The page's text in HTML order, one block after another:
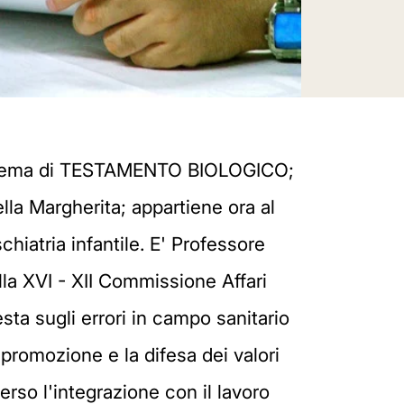
altri ponga fine alla sua vita e il medico non può mettere fine alla vita del paziente in modo diretto ed intenzionale. E' così dai tempi di Ippocrate e per secoli i medici hanno giurato con queste stesse parole. Molte cose sono state dette nelle lunghe ore di aula, spesso senza entrare nel vivo della legge così come è scritta, ma avendo come riferimento una immagine distorta, ideologica, ostile di una legge volutamente fraintesa per sostenere, dietro l'elogio appassionato della libertà, tesi e teorie sottilmente o grossolanamente eutanasiche. Più volte è emersa una sorta di confusione tra il fatto che la legge abbia come target specifico soprattutto pazienti in stato vegetativo, e le condizione di fine vita in cui tutti prima poi ci imbatteremo. Questa legge dice con chiarezza che al paziente in stato vegetativo nutrizione e idratazione vanno assicurate, mentre al paziente in fase terminale probabilmente no, perché potrebbero essere inutili e dannose. Una distinzione chiara e lineare che permette di circoscrivere i confini dell'accanimento terapeutico, perché questa legge non obbliga nessuno a vivere suo malgrado, solo perché un medico-orco tiene prigioniero il paziente con un sondino naso-gastrico. D'altra parte non si è mai visto che un soggetto sia diventato immortale, condannato a vivere per sempre, solo perche si nutriva e si idratava normalmente. Nutrizione e idratazione non sono la pietra filosofale che consegna all'uomo il dono della immortalità, dal momento che in condizioni normali si muore anche se si continua a mangiare e bere tranquillamente. Viceversa sospendere entrambe è causa diretta e sicura di morte, tanto più in fretta quanto più debole è il soggetto in questione. Nel dibattito che si sente fare per strada e nei salotti, in alcuni talk show e in alcuni consessi scientifici, c'è un sapore ancora troppo ideologico, senza riscontro con quanto c'è realmente scritto nella legge. La speranza è che la curiosità, prima molla di ogni sapere, spinga le persone a leggere il testo nella sua versione originale, così come è stata approvata ieri alla Camera. Si accorgerebbero che è una legge assai più mite di quanto i suoi detrattori non vogliano far apparire, il si alla vita e il no ad una accelerazione della sua fine sono il vero leit motiv della legge. Tutto qui: ad una persona che esprime un qualsiasi orientamento da attivare quando non sarà più in condizione di intendere e volere il medico garantisce la piena accoglienza di quanto chiede, purché questo non si configuri come una forma di eutanasia. In realtà è una buona legge, che avrebbe potuto essere migliore, se ci fosse stato un clima collaborativo più ampio ed esplicito. E' una legge che avrebbe potuto investire di più sulle risorse da mettere a disposizione dei malati e delle loro famiglie, sulla crea